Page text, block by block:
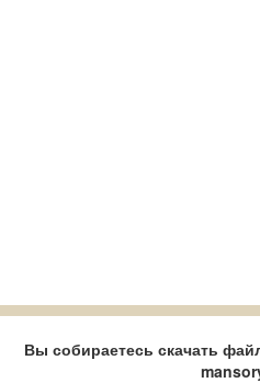
Вы собираетесь скачать